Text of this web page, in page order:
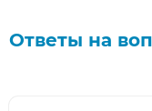
Ответы на